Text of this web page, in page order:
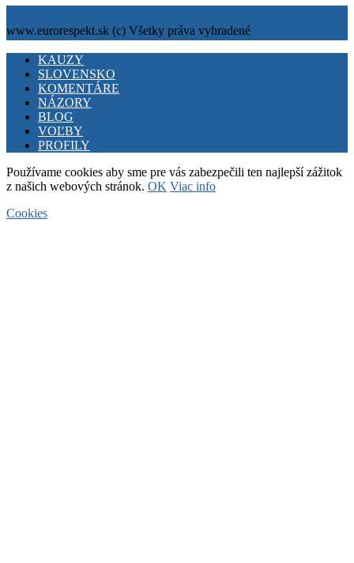
www.eurorespekt.sk (c) Všetky práva vyhradené
Facebook
Twitter
YoutubeKAUZY
SLOVENSKO
KOMENTÁRE
NÁZORY
BLOG
VOĽBY
PROFILY
Používame cookies aby sme pre vás zabezpečili ten najlepší zážitok
z našich webových stránok. OK Viac info
Cookies